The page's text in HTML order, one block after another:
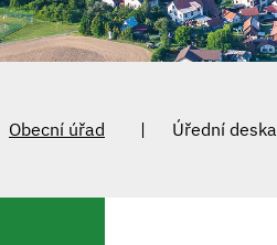
Obecní úřad Úřední deska